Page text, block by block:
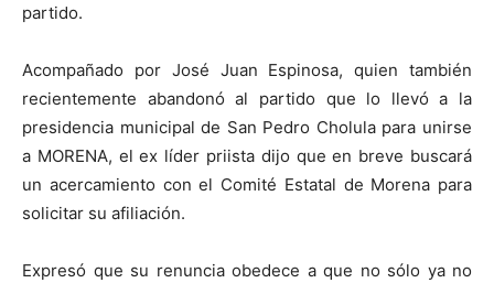
partido.
Acompañado por José Juan Espinosa, quien también
recientemente abandonó al partido que lo llevó a la
presidencia municipal de San Pedro Cholula para unirse
a MORENA, el ex líder priista dijo que en breve buscará
un acercamiento con el Comité Estatal de Morena para
solicitar su afiliación.
Expresó que su renuncia obedece a que no sólo ya no